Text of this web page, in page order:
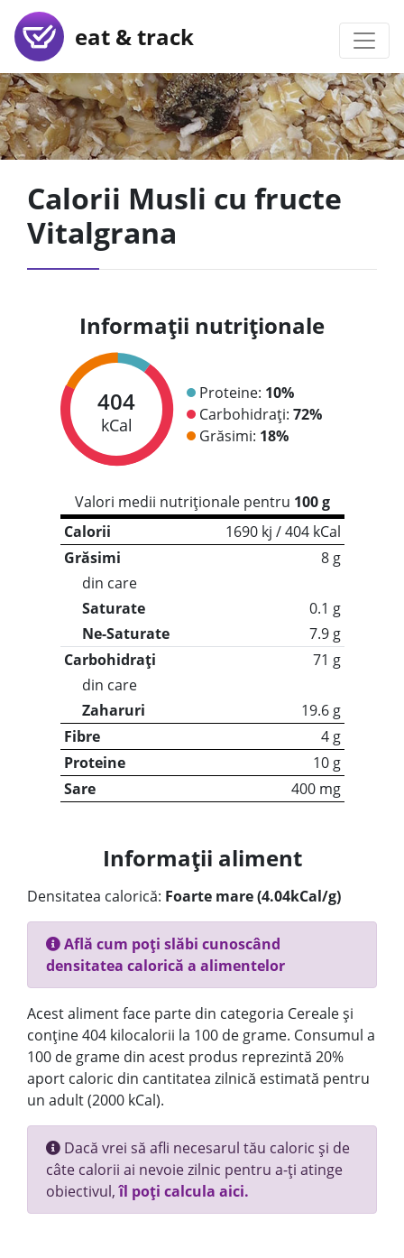
eat & track
Calorii Musli cu fructe
Vitalgrana
Informații nutriționale
404
kCal
Proteine: 10%
Carbohidrați: 72%
Grăsimi: 18%
Valori medii nutriționale pentru 100 g
Calorii
1690 kj / 404 kCal
Grăsimi
8 g
din care
Saturate
0.1 g
Ne-Saturate
7.9 g
Carbohidrați
71 g
din care
Zaharuri
19.6 g
Fibre
4 g
Proteine
10 g
Sare
400 mg
Informații aliment
Densitatea calorică: Foarte mare (4.04kCal/g)
Află cum poți slăbi cunoscând
densitatea calorică a alimentelor
Acest aliment face parte din categoria Cereale și
conține 404 kilocalorii la 100 de grame. Consumul a
100 de grame din acest produs reprezintă 20%
aport caloric din cantitatea zilnică estimată pentru
un adult (2000 kCal).
Dacă vrei să afli necesarul tău caloric și de
câte calorii ai nevoie zilnic pentru a-ți atinge
obiectivul,îl poți calcula aici.